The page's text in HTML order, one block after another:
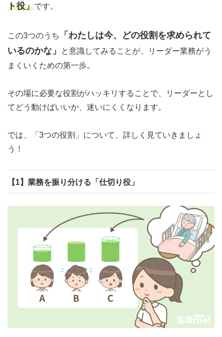
ト役」です。
この3つのうち
「わたしは今、どの役割を求められて
いるのかな」
と意識してみることが、リーダー業務がう
まくいくための第一歩。
その場に必要な役割がハッキリすることで、リーダーとし
てどう動けばいいか、迷いにくくなります。
では、「3つの役割」について、詳しく見ていきましょ
う！
【1】業務を振り分ける「仕切り役」